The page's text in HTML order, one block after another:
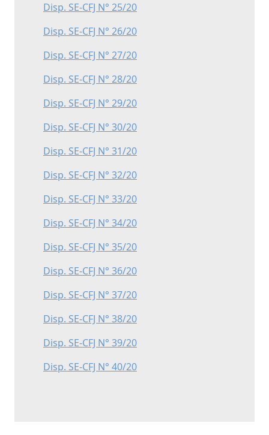
Disp. SE-CFJ N° 25/20
Disp. SE-CFJ N° 26/20
Disp. SE-CFJ N° 27/20
Disp. SE-CFJ N° 28/20
Disp. SE-CFJ N° 29/20
Disp. SE-CFJ N° 30/20
Disp. SE-CFJ N° 31/20
Disp. SE-CFJ N° 32/20
Disp. SE-CFJ N° 33/20
Disp. SE-CFJ N° 34/20
Disp. SE-CFJ N° 35/20
Disp. SE-CFJ N° 36/20
Disp. SE-CFJ N° 37/20
Disp. SE-CFJ N° 38/20
Disp. SE-CFJ N° 39/20
Disp. SE-CFJ N° 40/20